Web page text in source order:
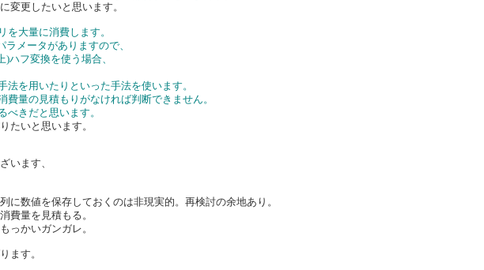
変更したいと思います。
を大量に消費します。
メータがありますので、
ハフ変換を使う場合、
法を用いたりといった手法を使います。
費量の見積もりがなければ判断できません。
べきだと思います。
たいと思います。
います、
に数値を保存しておくのは非現実的。再検討の余地あり。
費量を見積もる。
っかいガンガレ。
ます。